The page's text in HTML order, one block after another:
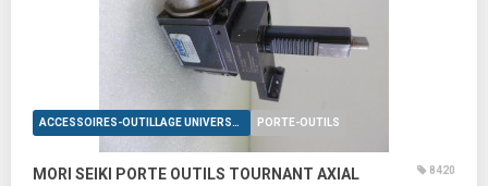
ACCESSOIRES-OUTILLAGE UNIVERSELS PORTE-OUTILS
MORI SEIKI PORTE OUTILS TOURNANT AXIAL
8420